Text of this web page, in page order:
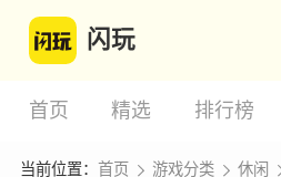
闪玩
首页 精选 排行榜
当前位置： 首页 游戏分类 休闲